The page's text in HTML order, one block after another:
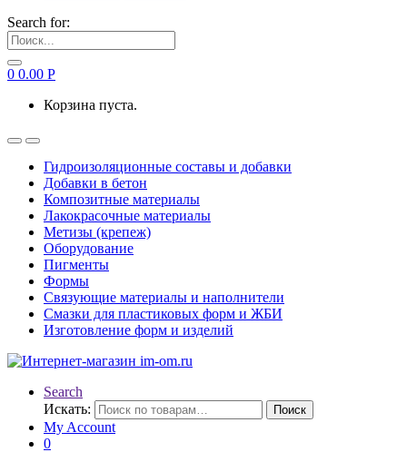
Search for:
0 0.00 Р
Корзина пуста.
Гидроизоляционные составы и добавки
Добавки в бетон
Композитные материалы
Лакокрасочные материалы
Метизы (крепеж)
Оборудование
Пигменты
Формы
Связующие материалы и наполнители
Смазки для пластиковых форм и ЖБИ
Изготовление форм и изделий
Search
Искать:
Поиск
My Account
0